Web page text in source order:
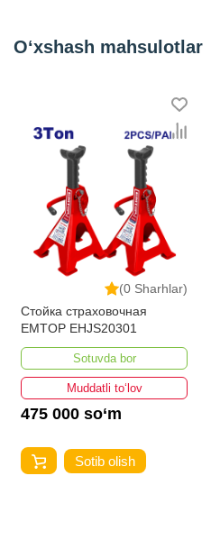
O‘xshash mahsulotlar
(0 Sharhlar)
Стойка страховочная
EMTOP EHJS20301
Sotuvda bor
Muddatli to‘lov
475 000 so‘m
Sotib olish